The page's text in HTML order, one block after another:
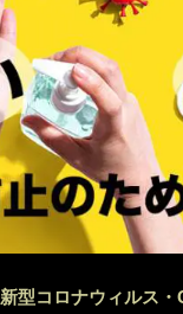
新型コロナウィルス・